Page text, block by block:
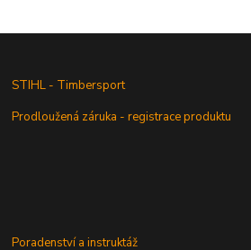
STIHL - Timbersport
Prodloužená záruka - registrace produktu
Poradenství a instruktáž